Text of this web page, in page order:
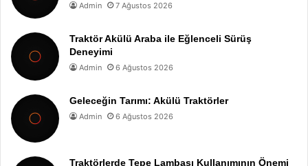
Admin 7 Ağustos 2026
Traktör Akülü Araba ile Eğlenceli Sürüş
Deneyimi
Admin 6 Ağustos 2026
Geleceğin Tarımı: Akülü Traktörler
Admin 6 Ağustos 2026
Traktörlerde Tepe Lambası Kullanımının Önemi